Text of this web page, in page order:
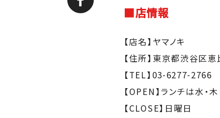
■店情報
【店名】ヤマノキ
【住所】東京都渋谷区
【TEL】03-6277-2766
【OPEN】ランチは水
【CLOSE】日曜日